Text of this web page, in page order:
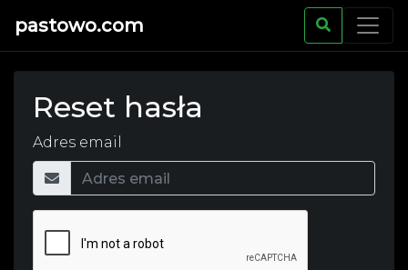
pastowo.com
Reset hasła
Adres email